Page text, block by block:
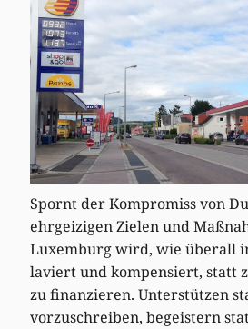
Spornt der Kompromiss von
ehrgeizigen Zielen und
Luxemburg wird, wie überall
laviert und kompensiert, statt
zu finanzieren. Unterstützen
vorzuschreiben, begeistern